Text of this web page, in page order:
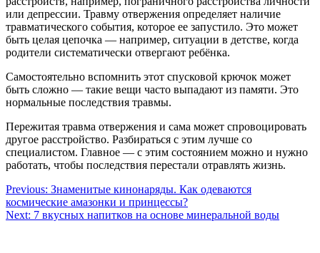
или депрессии. Травму отвержения определяет наличие
травматического события, которое ее запустило. Это может
быть целая цепочка — например, ситуации в детстве, когда
родители систематически отвергают ребёнка.
Самостоятельно вспомнить этот спусковой крючок может
быть сложно — такие вещи часто выпадают из памяти. Это
нормальные последствия травмы.
Пережитая травма отвержения и сама может спровоцировать
другое расстройство. Разбираться с этим лучше со
специалистом. Главное — с этим состоянием можно и нужно
работать, чтобы последствия перестали отравлять жизнь.
Навигация
по
Previous: Знаменитые кинонаряды. Как одеваются
космические амазонки и принцессы?
Next: 7 вкусных напитков на основе минеральной воды